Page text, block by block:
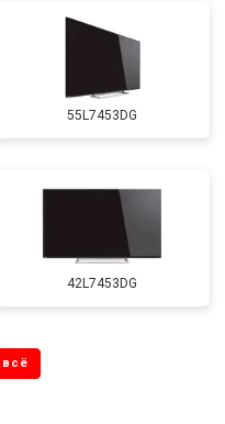
55L7453DG
42L7453DG